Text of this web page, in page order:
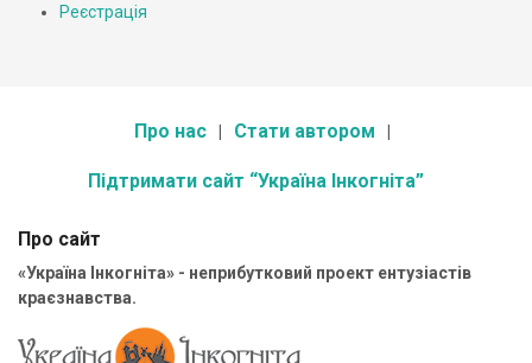
Реєстрація
Про нас Стати автором
Підтримати сайт “Україна Інкогніта”
Про сайт
«Україна Інкогніта» - неприбутковий проект ентузіастів
краєзнавства.